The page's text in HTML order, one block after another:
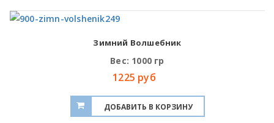
Зимний Волшебник
Вес: 1000 гр
1225 руб